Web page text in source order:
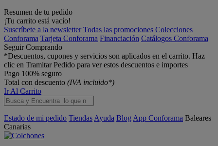
Resumen de tu pedido
¡Tu carrito está vacío!
Suscríbete a la newsletter Todas las promociones Colecciones
Conforama Tarjeta Conforama Financiación Catálogos Conforama
Seguir Comprando
*Descuentos, cupones y servicios son aplicados en el carrito. Haz
clic en Tramitar Pedido para ver estos descuentos e importes
Pago 100% seguro
Total con descuento (IVA incluido*)
Ir Al Carrito
Estado de mi pedido Tiendas Ayuda Blog App Conforama Baleares
Canarias